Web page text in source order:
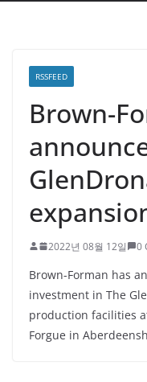
RSSFEED
Brown-
2022년 08월 12일 0
Brown-Forman has
investment in The
production facilities
Forgue in